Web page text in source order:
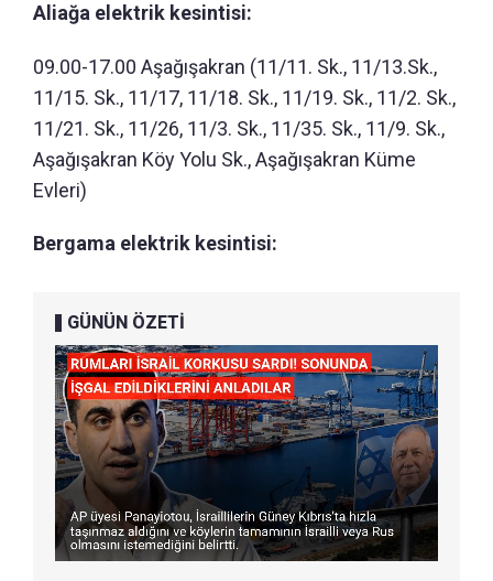
Aliağa elektrik kesintisi:
09.00-17.00 Aşağışakran (11/11. Sk., 11/13.Sk.,
11/15. Sk., 11/17, 11/18. Sk., 11/19. Sk., 11/2. Sk.,
11/21. Sk., 11/26, 11/3. Sk., 11/35. Sk., 11/9. Sk.,
Aşağışakran Köy Yolu Sk., Aşağışakran Küme
Evleri)
Bergama elektrik kesintisi:
GÜNÜN ÖZETİ